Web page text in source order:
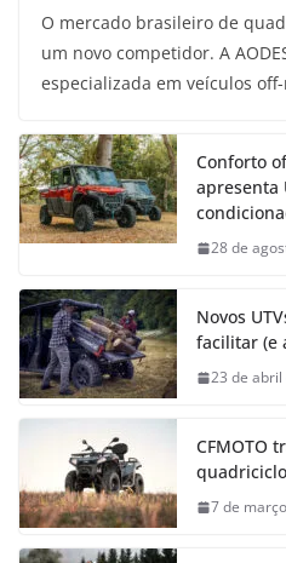
O mercado brasileiro de
um novo competidor. A
especializada em veículos
Conforto
apresenta
28 de
Novos
facilitar (e
23 de abril
CFMOTO
7 de